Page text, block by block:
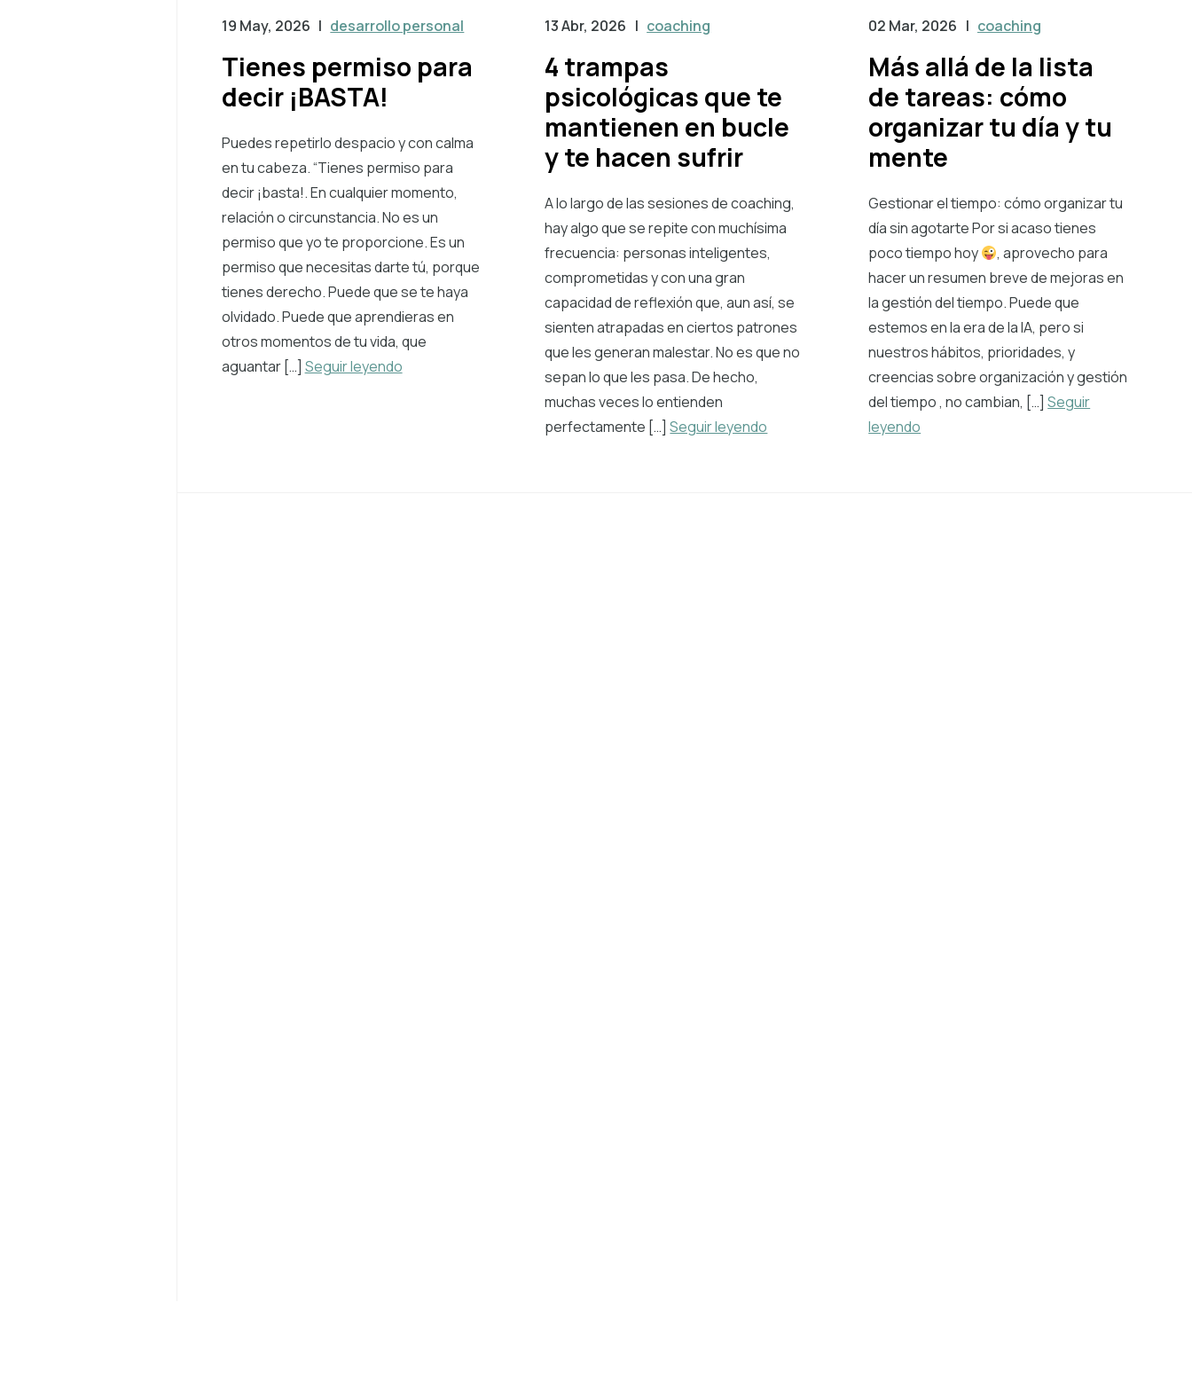
19 May, 2026 | desarrollo personal
Tienes permiso para
decir ¡BASTA!
Puedes repetirlo despacio y con calma
en tu cabeza. “Tienes permiso para
decir ¡basta!. En cualquier momento,
relación o circunstancia. No es un
permiso que yo te proporcione. Es un
permiso que necesitas darte tú, porque
tienes derecho. Puede que se te haya
olvidado. Puede que aprendieras en
otros momentos de tu vida, que
aguantar […] Seguir leyendo
13 Abr, 2026 | coaching
4 trampas
psicológicas que te
mantienen en bucle
y te hacen sufrir
A lo largo de las sesiones de coaching,
hay algo que se repite con muchísima
frecuencia: personas inteligentes,
comprometidas y con una gran
capacidad de reflexión que, aun así, se
sienten atrapadas en ciertos patrones
que les generan malestar. No es que no
sepan lo que les pasa. De hecho,
muchas veces lo entienden
perfectamente […]Seguir leyendo
02 Mar, 2026 | coaching
Más allá de la lista
de tareas: cómo
organizar tu día y tu
mente
Gestionar el tiempo: cómo organizar tu
día sin agotarte Por si acaso tienes
poco tiempo hoy
, aprovecho para
hacer un resumen breve de mejoras en
la gestión del tiempo. Puede que
estemos en la era de la IA, pero si
nuestros hábitos, prioridades, y
creencias sobre organización y gestión
del tiempo , no cambian, […]Seguir
leyendo